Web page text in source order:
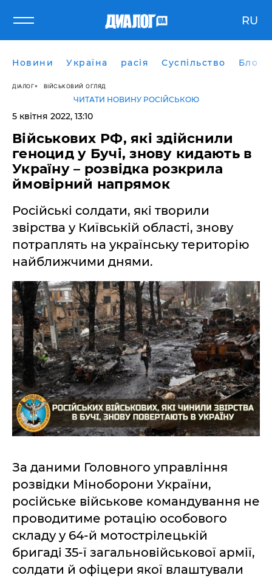
RU
Новини Україна расія Суспільство Блоги
ДІАЛОГ ВІЙСЬКОВИЙ ОГЛЯД
ЧИТАТИ НОВИНУ РОСІЙСЬКОЮ
5 квітня 2022, 13:10
Військових РФ, які здійснили
геноцид у Бучі, знову кидають в
Україну – розвідка розкрила
ймовірний напрямок
Російські солдати, які творили
звірства у Київській області, знову
потраплять на українську територію
найближчими днями.
За даними Головного управління
розвідки Міноборони України,
російське військове командування не
проводитиме ротацію особового
складу у 64-й мотострілецькій
бригаді 35-ї загальновійськової армії,
солдати й офіцери якої влаштували